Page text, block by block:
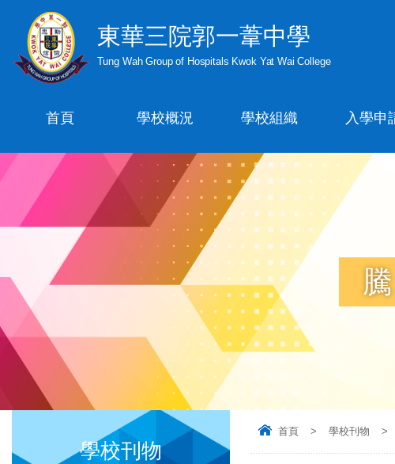
東華三院郭一葦中學
Tung Wah Group of Hospitals Kwok Yat Wai College
首頁 學校概況 學校組織 入學申
首頁 > 學校刊物 >
學校刊物